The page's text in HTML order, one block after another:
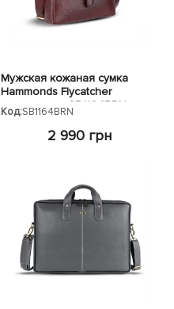
Мужская кожаная сумка
Hammonds Flycatcher
коричневая SB1164BRN
Код:SB1164BRN
2 990 грн